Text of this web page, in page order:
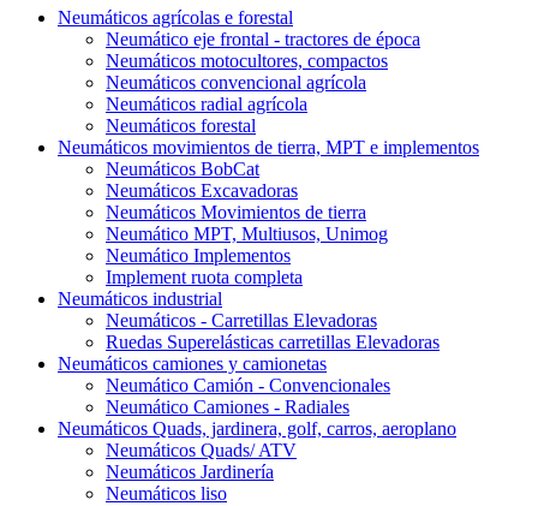
Neumáticos agrícolas e forestal
Neumático eje frontal - tractores de época
Neumáticos motocultores, compactos
Neumáticos convencional agrícola
Neumáticos radial agrícola
Neumáticos forestal
Neumáticos movimientos de tierra, MPT e implementos
Neumáticos BobCat
Neumáticos Excavadoras
Neumáticos Movimientos de tierra
Neumático MPT, Multiusos, Unimog
Neumático Implementos
Implement ruota completa
Neumáticos industrial
Neumáticos - Carretillas Elevadoras
Ruedas Superelásticas carretillas Elevadoras
Neumáticos camiones y camionetas
Neumático Camión - Convencionales
Neumático Camiones - Radiales
Neumáticos Quads, jardinera, golf, carros, aeroplano
Neumáticos Quads/ ATV
Neumáticos Jardinería
Neumáticos liso